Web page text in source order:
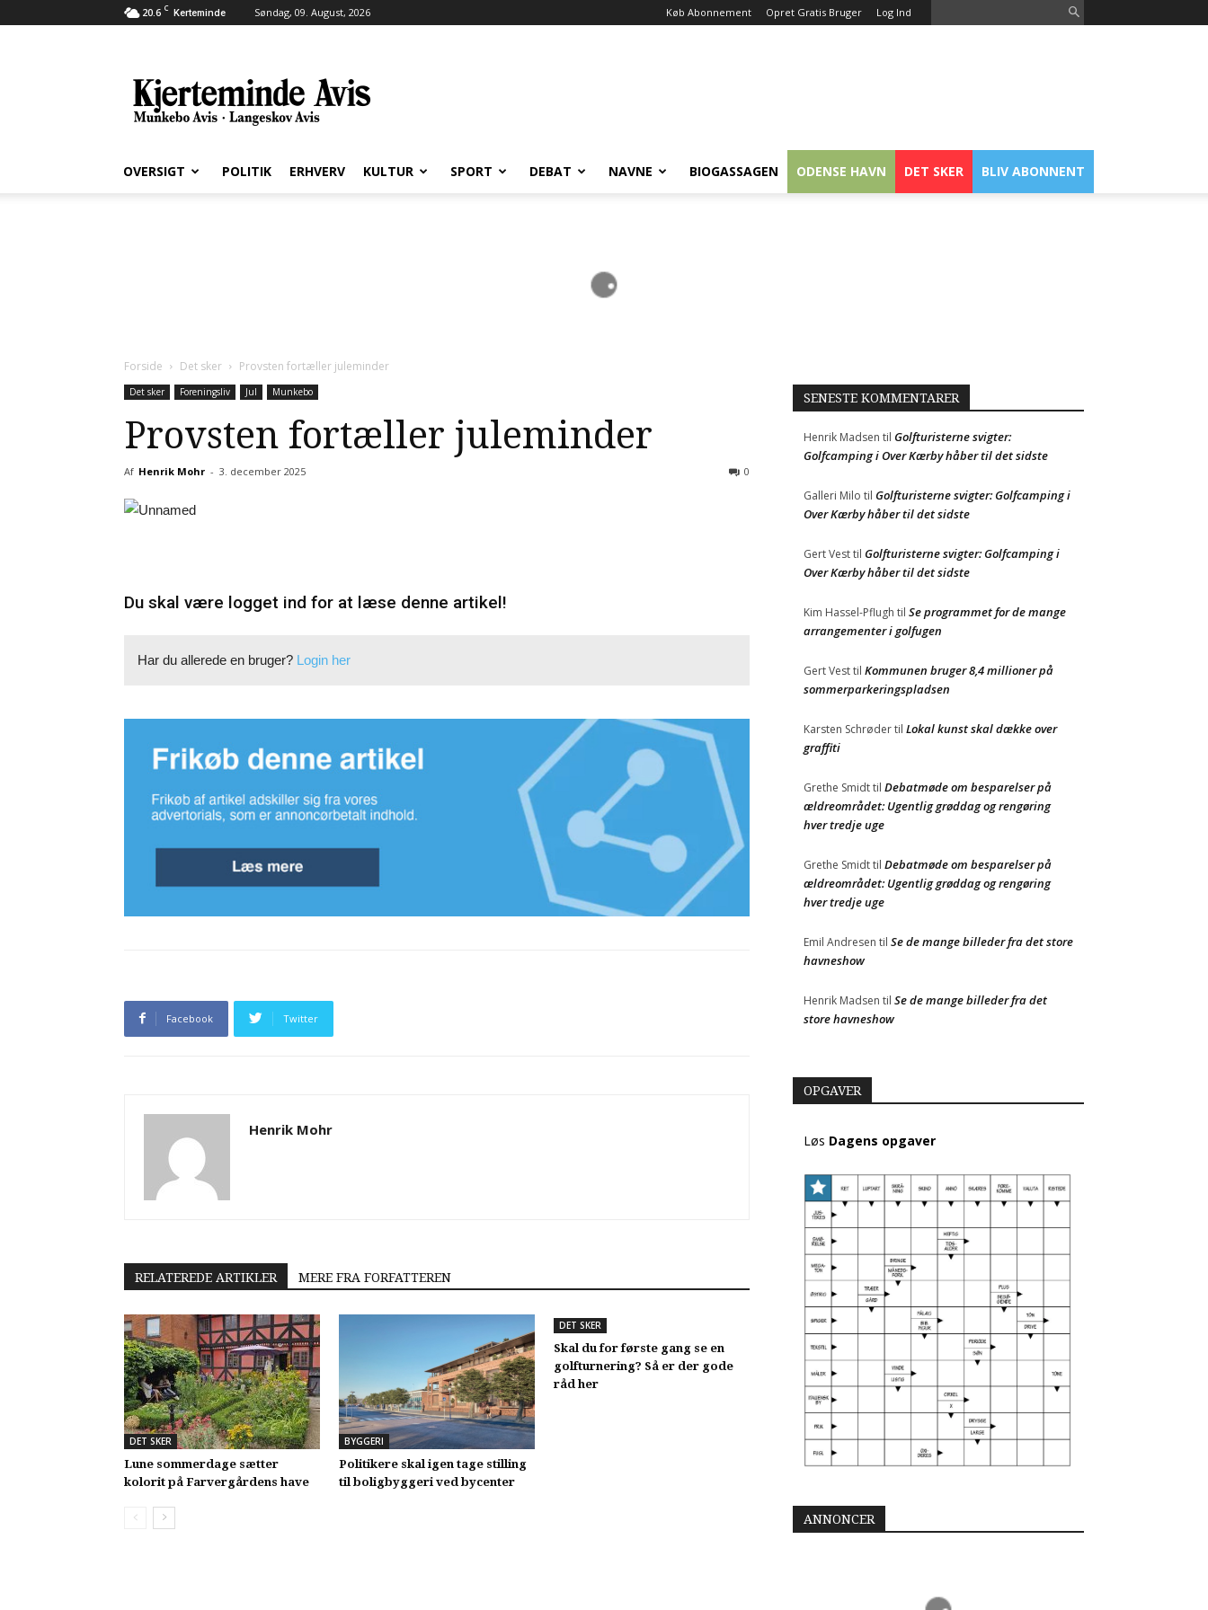
20.6 C Kerteminde Søndag, 09. August, 2026 Køb Abonnement Opret Gratis Bruger Log Ind
Avis
OVERSIGT POLITIK ERHVERV KULTUR SPORT DEBAT NAVNE BIOGASSAGEN ODENSE HAVN DET SKER BLIV ABONNENT
Forside Det sker Provsten fortæller juleminder
Det sker Foreningsliv Jul Munkebo
Provsten fortæller juleminder
Af Henrik Mohr - 3. december 2025 0
Du skal være logget ind for at læse denne artikel!
Har du allerede en bruger? Login her
Facebook Twitter
Henrik Mohr
RELATEREDE ARTIKLER MERE FRA FORFATTEREN
DET SKER
Lune sommerdage sætter
kolorit på Farvergårdens have
BYGGERI
Politikere skal igen tage stilling
til boligbyggeri ved bycenter
DET SKER
Skal du for første gang se en
golfturnering? Så er der gode
råd her
SENESTE KOMMENTARER
Henrik Madsen til Golfturisterne svigter:
Golfcamping i Over Kærby håber til det sidste
Galleri Milo til Golfturisterne svigter: Golfcamping i
Over Kærby håber til det sidste
Gert Vesttil Golfturisterne svigter: Golfcamping i
Over Kærby håber til det sidste
Kim Hassel-Pflugh til Se programmet for de mange
arrangementer i golfugen
Gert Vesttil Kommunen bruger 8,4 millioner på
sommerparkeringspladsen
Karsten Schrødertil Lokal kunst skal dække over
graffiti
Grethe Smidttil Debatmøde om besparelser på
ældreområdet: Ugentlig grøddag og rengøring
hver tredje uge
Grethe Smidttil Debatmøde om besparelser på
ældreområdet: Ugentlig grøddag og rengøring
hver tredje uge
Emil Andresen til Se de mange billeder fra det store
havneshow
Henrik Madsen til Se de mange billeder fra det
store havneshow
OPGAVER
Løs Dagens opgaver
ANNONCER